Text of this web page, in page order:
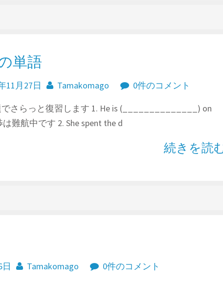
単語
11月27日 Tamakomago 0件のコメント
さらっと復習します 1. He is (______________) on
難航中です 2. She spent the d
続きを読
Tamakomago 0件のコメント